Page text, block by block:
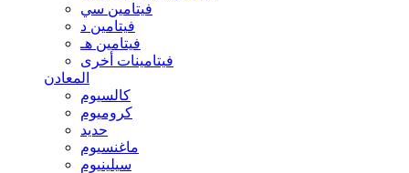
فيتامين سي
فيتامين د
فيتامين هـ
فيتامينات أخرى
المعادن
كالسيوم
كروميوم
حديد
ماغنسيوم
سيلينيوم